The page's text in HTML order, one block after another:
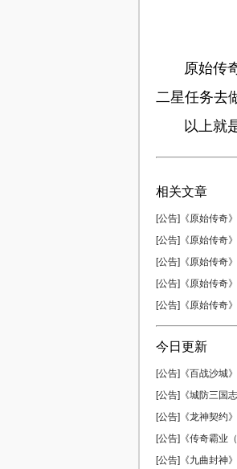
原始传奇
二星任务去
以上就是
相关文章
[公告]《原始传奇
[公告]《原始传奇
[公告]《原始传奇
[公告]《原始传奇
[公告]《原始传奇
今日更新
[公告]《百战沙城
[公告]《城防三国
[公告]《龙神契约
[公告]《传奇霸业
[公告]《九曲封神